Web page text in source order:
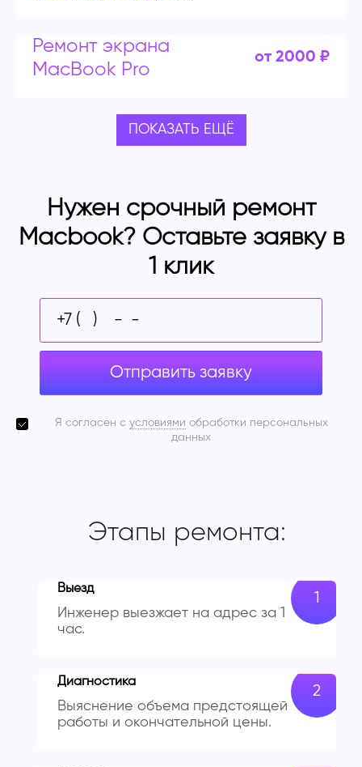
Ремонт экрана
MacBook Pro
от 2000 ₽
ПОКАЗАТЬ ЕЩЁ
Нужен срочный ремонт
Macbook? Оставьте заявку в
1 клик
Отправить заявку
Я согласен с условиями обработки персональных
данных
Этапы ремонта:
Выезд
Инженер выезжает на адрес за 1
час.
Диагностика
Выяснение объема предстоящей
работы и окончательной цены.